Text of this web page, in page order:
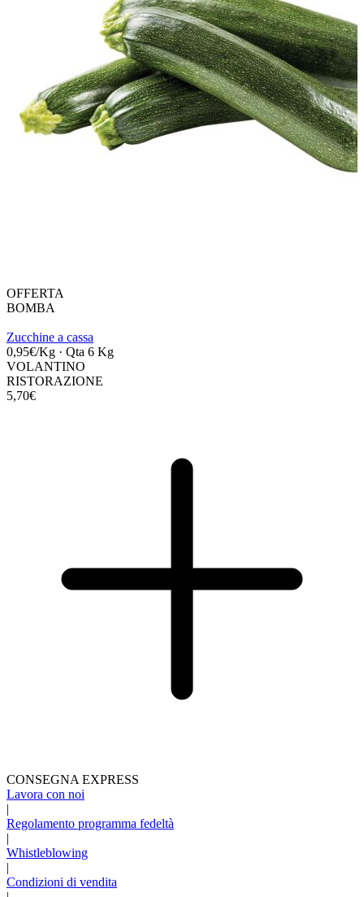
OFFERTA
BOMBA
Zucchine a cassa
0,95€/Kg · Qta 6 Kg
VOLANTINO
RISTORAZIONE
5,70€
CONSEGNA EXPRESS
Lavora con noi
|
Regolamento programma fedeltà
|
Whistleblowing
|
Condizioni di vendita